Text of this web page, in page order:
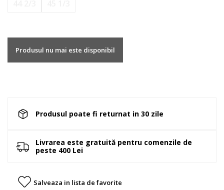
Produsul nu mai este disponibil
Produsul poate fi returnat in 30 zile
Livrarea este gratuită pentru comenzile de
peste 400 Lei
Salveaza in lista de favorite